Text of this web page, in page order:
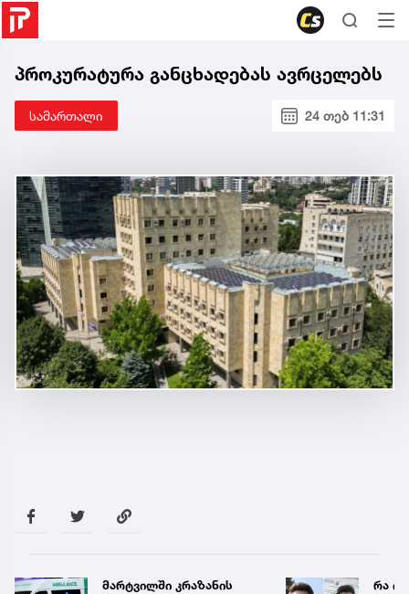
პროკურატურა განცხადებას ავრცელებს
სამართალი 24 თებ 11:31
რა ისმის ნია იმნაძისა და